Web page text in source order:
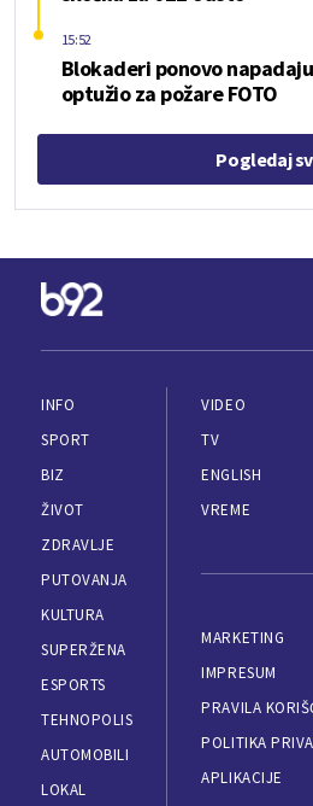
Blokaderi ponovo
optužio za požare FOTO
15:52
Pogledaj
INFO
SPORT
BIZ
ŽIVOT
ZDRAVLJE
PUTOVANJA
KULTURA
SUPERŽENA
ESPORTS
TEHNOPOLIS
AUTOMOBILI
LOKAL
VIDEO
TV
ENGLISH
VREME
MARKETING
IMPRESUM
PRAVILA
POLITIKA
APLIKACIJE